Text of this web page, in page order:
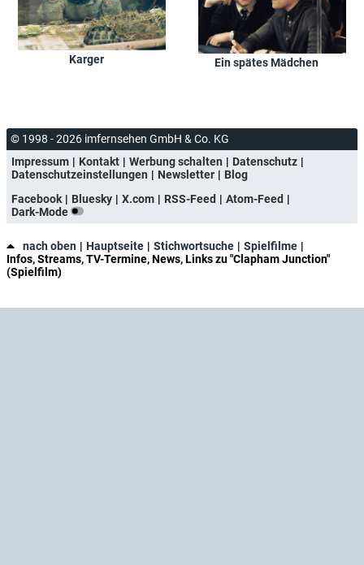
Karger Ein spätes Mädchen
© 1998 - 2026 imfernsehen GmbH & Co. KG
Impressum
Kontakt Werbung schalten
Datenschutz
Datenschutzeinstellungen
Newsletter
Blog
Facebook
Bluesky X.com RSS-Feed
Atom-Feed
Dark-Mode
nach oben Hauptseite Stichwortsuche
Spielfilme
Infos, Streams, TV-Termine, News, Links zu "Clapham Junction"
(Spielfilm)